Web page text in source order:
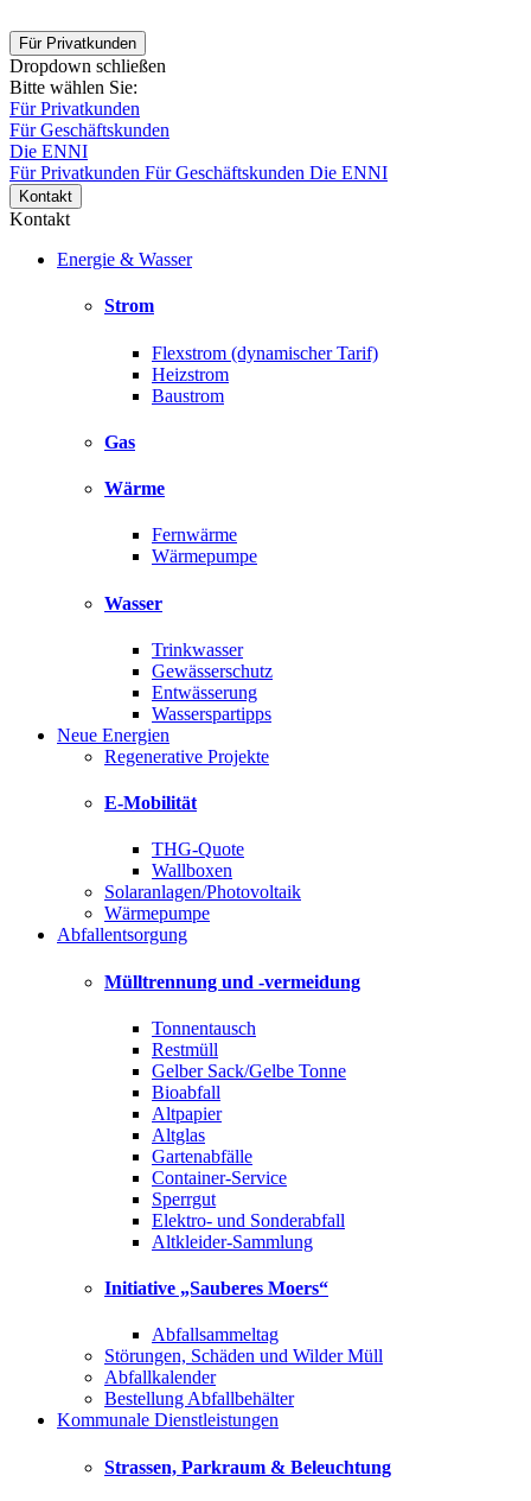
Für Privatkunden
Dropdown schließen
Bitte wählen Sie:
Für Privatkunden
Für Geschäftskunden
Die ENNI
Für Privatkunden Für Geschäftskunden Die ENNI
Kontakt
Kontakt
Energie & Wasser
Strom
Flexstrom (dynamischer Tarif)
Heizstrom
Baustrom
Gas
Wärme
Fernwärme
Wärmepumpe
Wasser
Trinkwasser
Gewässerschutz
Entwässerung
Wasserspartipps
Neue Energien
Regenerative Projekte
E-Mobilität
THG-Quote
Wallboxen
Solaranlagen/Photovoltaik
Wärmepumpe
Abfallentsorgung
Mülltrennung und -vermeidung
Tonnentausch
Restmüll
Gelber Sack/Gelbe Tonne
Bioabfall
Altpapier
Altglas
Gartenabfälle
Container-Service
Sperrgut
Elektro- und Sonderabfall
Altkleider-Sammlung
Initiative „Sauberes Moers“
Abfallsammeltag
Störungen, Schäden und Wilder Müll
Abfallkalender
Bestellung Abfallbehälter
Kommunale Dienstleistungen
Strassen, Parkraum & Beleuchtung